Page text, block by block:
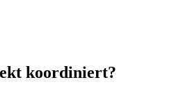
koordiniert?